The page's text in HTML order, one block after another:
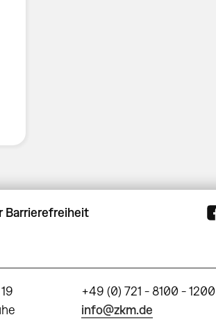
Barrierefreiheit
+49 (0) 721 - 8100 - 1200
info@zkm.de